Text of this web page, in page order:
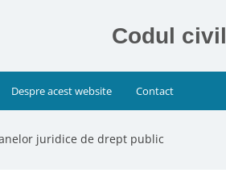
Codul civil
Despre acest website Contact
juridice de drept public